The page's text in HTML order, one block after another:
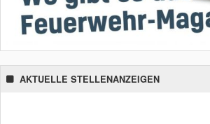
AKTUELLE STELLENANZEIGEN